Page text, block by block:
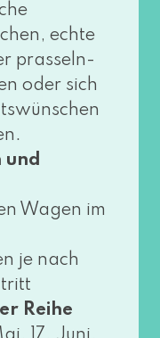
ech­te
pras­seln­
oder sich
und
Wagen im
je nach
Reihe